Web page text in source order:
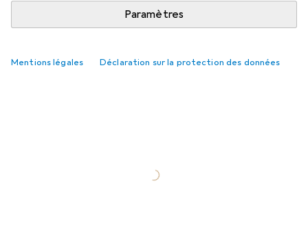
Paramètres
Mentions légales Déclaration sur la protection des données